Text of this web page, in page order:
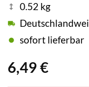
6,49 €
0.52 kg
sofort lieferbar